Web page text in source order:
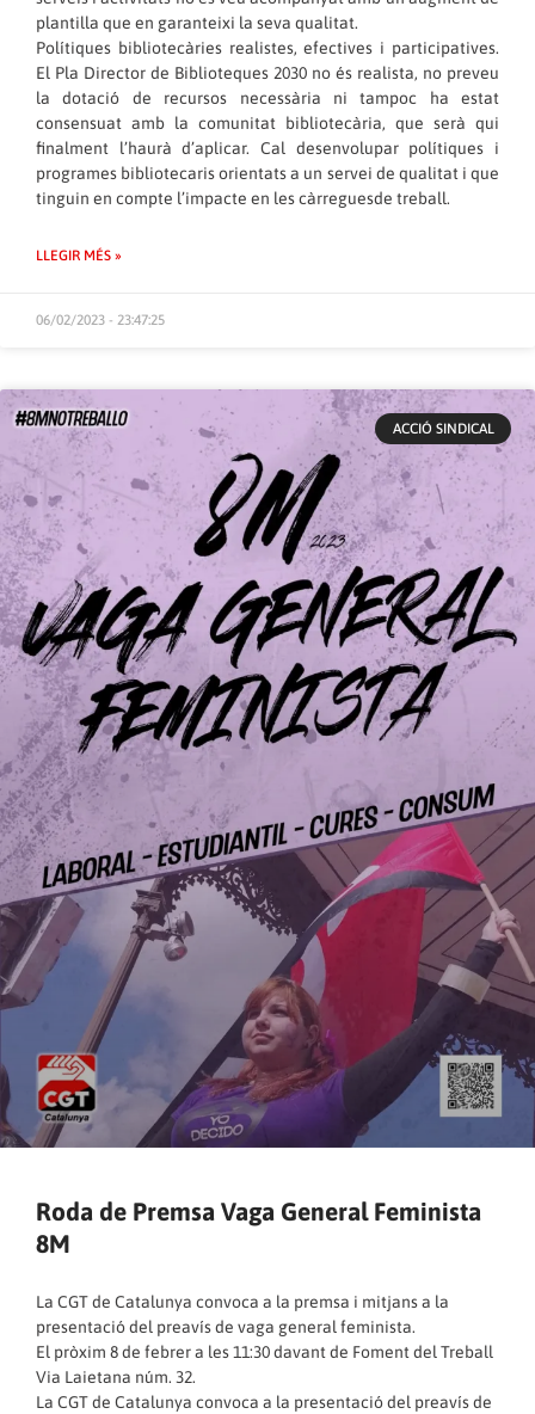
plantilla que en garanteixi la seva qualitat.
Polítiques bibliotecàries realistes, efectives i participatives.
El Pla Director de Biblioteques 2030 no és realista, no preveu
la dotació de recursos necessària ni tampoc ha estat
consensuat amb la comunitat bibliotecària, que serà qui
finalment l’haurà d’aplicar. Cal desenvolupar polítiques i
programes bibliotecaris orientats a un servei de qualitat i que
tinguin en compte l’impacte en les càrreguesde treball.
LLEGIR MÉS »
06/02/2023 - 23:47:25
ACCIÓ SINDICAL
Roda de Premsa Vaga General Feminista
8M
La CGT de Catalunya convoca a la premsa i mitjans a la
presentació del preavís de vaga general feminista.
El pròxim 8 de febrer a les 11:30 davant de Foment del Treball
Via Laietana núm. 32.
La CGT de Catalunya convoca a la presentació del preavís de